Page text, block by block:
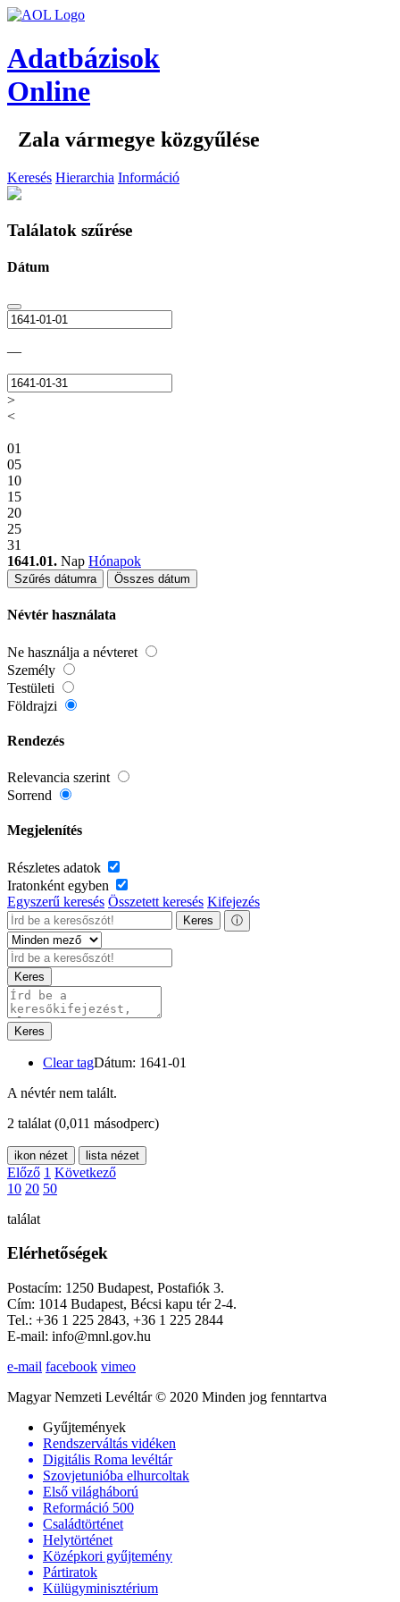
Adatbázisok
Online
Zala vármegye közgyűlése
Keresés Hierarchia Információ
Találatok szűrése
Dátum
—
>
<
01
05
10
15
20
25
31
1641.01. Nap Hónapok
Szűrés dátumra Összes dátum
Névtér használata
Ne használja a névteret
Személy
Testületi
Földrajzi
Rendezés
Relevancia szerint
Sorrend
Megjelenítés
Részletes adatok
Iratonként egyben
Egyszerű keresés Összetett keresés Kifejezés
Keres ⓘ
Keres
Keres
Clear tagDátum: 1641-01
A névtér nem talált.
2 találat (0,011 másodperc)
ikon nézet lista nézet
Előző 1 Következő
10 20 50
találat
Elérhetőségek
Postacím: 1250 Budapest, Postafiók 3.
Cím: 1014 Budapest, Bécsi kapu tér 2-4.
Tel.: +36 1 225 2843, +36 1 225 2844
E-mail: info@mnl.gov.hu
e-mail facebook vimeo
Magyar Nemzeti Levéltár © 2020 Minden jog fenntartva
Gyűjtemények
Rendszerváltás vidéken
Digitális Roma levéltár
Szovjetunióba elhurcoltak
Első világháború
Reformáció 500
Családtörténet
Helytörténet
Középkori gyűjtemény
Pártiratok
Külügyminisztérium